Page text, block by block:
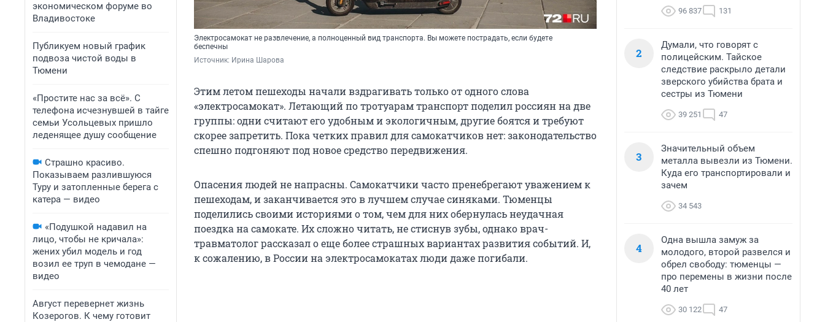
экономическом форуме во
Владивостоке
Публикуем новый график
подвоза чистой воды в
Тюмени
«Простите нас за всё». С
телефона исчезнувшей в тайге
семьи Усольцевых пришло
леденящее душу сообщение
Страшно красиво.
Показываем разлившуюся
Туру и затопленные берега с
катера — видео
«Подушкой надавил на
лицо, чтобы не кричала»:
жених убил модель и год
возил ее труп в чемодане —
видео
Август перевернет жизнь
Козерогов. К чему готовит
Электросамокат не развлечение, а полноценный вид транспорта. Вы можете пострадать, если будете
беспечны
Источник: Ирина Шарова
Этим летом пешеходы начали вздрагивать только от одного слова
«электросамокат». Летающий по тротуарам транспорт поделил россиян на две
группы: одни считают его удобным и экологичным, другие боятся и требуют
скорее запретить. Пока четких правил для самокатчиков нет: законодательство
спешно подгоняют под новое средство передвижения.
Опасения людей не напрасны. Самокатчики часто пренебрегают уважением к
пешеходам, и заканчивается это в лучшем случае синяками. Тюменцы
поделились своими историями о том, чем для них обернулась неудачная
поездка на самокате. Их сложно читать, не стиснув зубы, однако врач-
травматолог рассказал о еще более страшных вариантах развития событий. И,
к сожалению, в России на электросамокатах люди даже погибали.
96 837 131
2
Думали, что говорят с
полицейским. Тайское
следствие раскрыло детали
зверского убийства брата и
сестры из Тюмени
39 251 47
3
Значительный объем
металла вывезли из Тюмени.
Куда его транспортировали и
зачем
34 543
4
Одна вышла замуж за
молодого, второй развелся и
обрел свободу: тюменцы —
про перемены в жизни после
40 лет
30 122 47